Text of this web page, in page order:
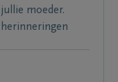
moeder.